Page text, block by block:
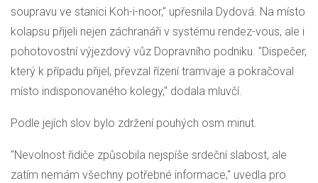
soupravu ve stanici Koh-i-noor," upřesnila Dydová. Na místo
kolapsu přijeli nejen záchranáři v systému rendez-vous, ale i
pohotovostní výjezdový vůz Dopravního podniku. "Dispečer,
který k případu přijel, převzal řízení tramvaje a pokračoval
místo indisponovaného kolegy," dodala mluvčí.
Podle jejích slov bylo zdržení pouhých osm minut.
"Nevolnost řidiče způsobila nejspíše srdeční slabost, ale
zatím nemám všechny potřebné informace," uvedla pro